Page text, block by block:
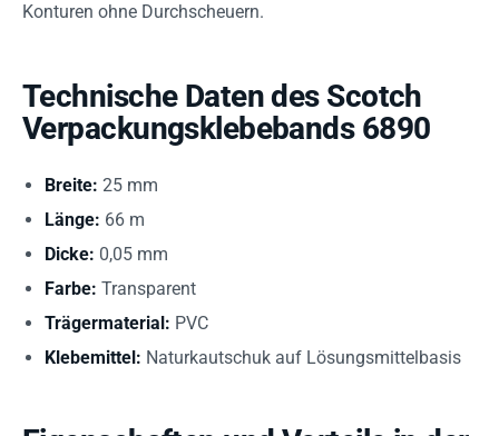
Konturen ohne Durchscheuern.
Technische Daten des Scotch
Verpackungsklebebands 6890
Breite: 25 mm
Länge: 66 m
Dicke: 0,05 mm
Farbe: Transparent
Trägermaterial: PVC
Klebemittel: Naturkautschuk auf Lösungsmittelbasis